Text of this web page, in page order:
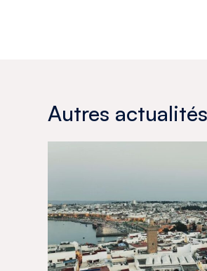
Autres actualités